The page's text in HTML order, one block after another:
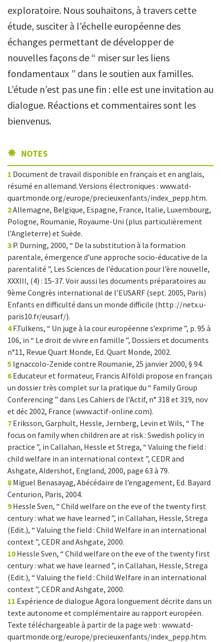
exploratoire. Nous souhaitons, à travers cette
étude, susciter à l’échelle européenne des
échanges permettant de développer de
nouvelles façons de “ miser sur les liens
fondamentaux ” dans le soutien aux familles.
L’étude n’est pas une fin : elle est une invitation au
dialogue. Réactions et commentaires sont les
bienvenus.
NOTES
1 Document de travail disponible en français et en anglais,
résumé en allemand. Versions électroniques : www.atd-
quartmonde.org/europe/precieuxenfants/index_pepp.htm.
2Allemagne, Belgique, Espagne, France, Italie, Luxembourg,
Pologne, Roumanie, Royaume-Uni (plus particulièrement
l’Angleterre) et Suède.
3 P. Durning, 2000, “ De la substitution à la formation
parentale, émergence d’une approche socio-éducative de la
parentalité ”, Les Sciences de l’éducation pour l’ère nouvelle,
XXXIII, (4) : 15-37. Voir aussi les documents préparatoires au
9ème Congrès international de l’EUSARF (sept. 2005, Paris)
Enfants en difficulté dans un monde difficile (http ://netx.u-
paris10.fr/eusarf/).
4F.Tulkens, “ Un juge à la cour européenne s’exprime ”, p. 95 à
106, in “ Le droit de vivre en famille ”, Dossiers et documents
n°11, Revue Quart Monde, Ed. Quart Monde, 2002.
5 Ignaccolo-Zenide contre Roumanie, 25 janvier 2000, § 94.
6Educateur et formateur, Francis Alföldi propose en français
un dossier très complet sur la pratique du “ Family Group
Conferencing ” dans Les Cahiers de l’Actif, n° 318 et 319, nov
et déc 2002, France (www.actif-online.com).
7 Eriksson, Garphult, Hessle, Jernberg, Levin et Wils, “ The
focus on family when children are at risk : Swedish policy in
practice ”, in Callahan, Hessle et Strega, “ Valuing the field :
child welfare in an international context ”, CEDR and
Ashgate, Aldershot, England, 2000, page 63 à 79.
8 Miguel Benasayag, Abécédaire de l’engagement, Ed. Bayard
Centurion, Paris, 2004.
9Hessle Sven, “ Child welfare on the eve of the twenty first
century : what we have learned ”, in Callahan, Hessle, Strega
(Edit.), “ Valuing the field : Child Welfare in an international
context ”, CEDR and Ashgate, 2000.
10Hessle Sven, “ Child welfare on the eve of the twenty first
century : what we have learned ”, in Callahan, Hessle, Strega
(Edit.), “ Valuing the field : Child Welfare in an international
context ”, CEDR and Ashgate, 2000.
11 Expérience de dialogue Agora longuement décrite dans un
texte autonome et complémentaire au rapport européen.
Texte téléchargeable à partir de la page web : www.atd-
quartmonde.org/europe/precieuxenfants/index_pepp.htm.